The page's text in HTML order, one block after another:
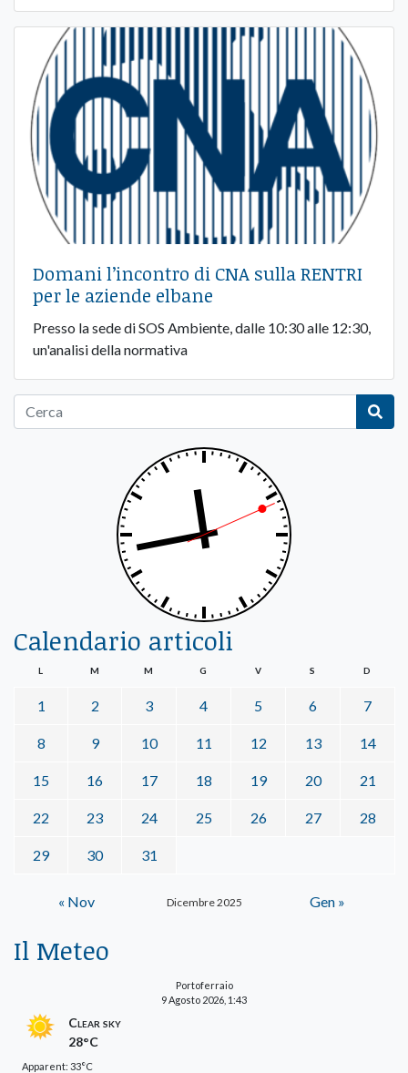
Domani l’incontro di CNA sulla RENTRI
per le aziende elbane
Presso la sede di SOS Ambiente, dalle 10:30 alle 12:30,
un'analisi della normativa
Calendario articoli
Dicembre 2025
L M M G V S D
1 2 3 4 5 6 7
8 9 10 11 12 13 14
15 16 17 18 19 20 21
22 23 24 25 26 27 28
29 30 31
« Nov Gen »
Il Meteo
Portoferraio
9 Agosto 2026, 1:43
Clear sky
28°C
Apparent: 33°C